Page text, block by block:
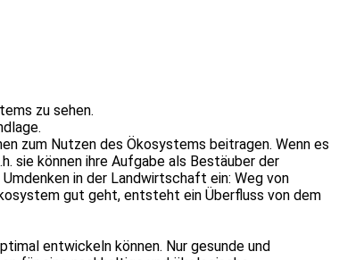
zu sehen.
zum Nutzen des Ökosystems beitragen. Wenn es
sie können ihre Aufgabe als Bestäuber der
in der Landwirtschaft ein: Weg von
gut geht, entsteht ein Überfluss von dem
entwickeln können. Nur gesunde und